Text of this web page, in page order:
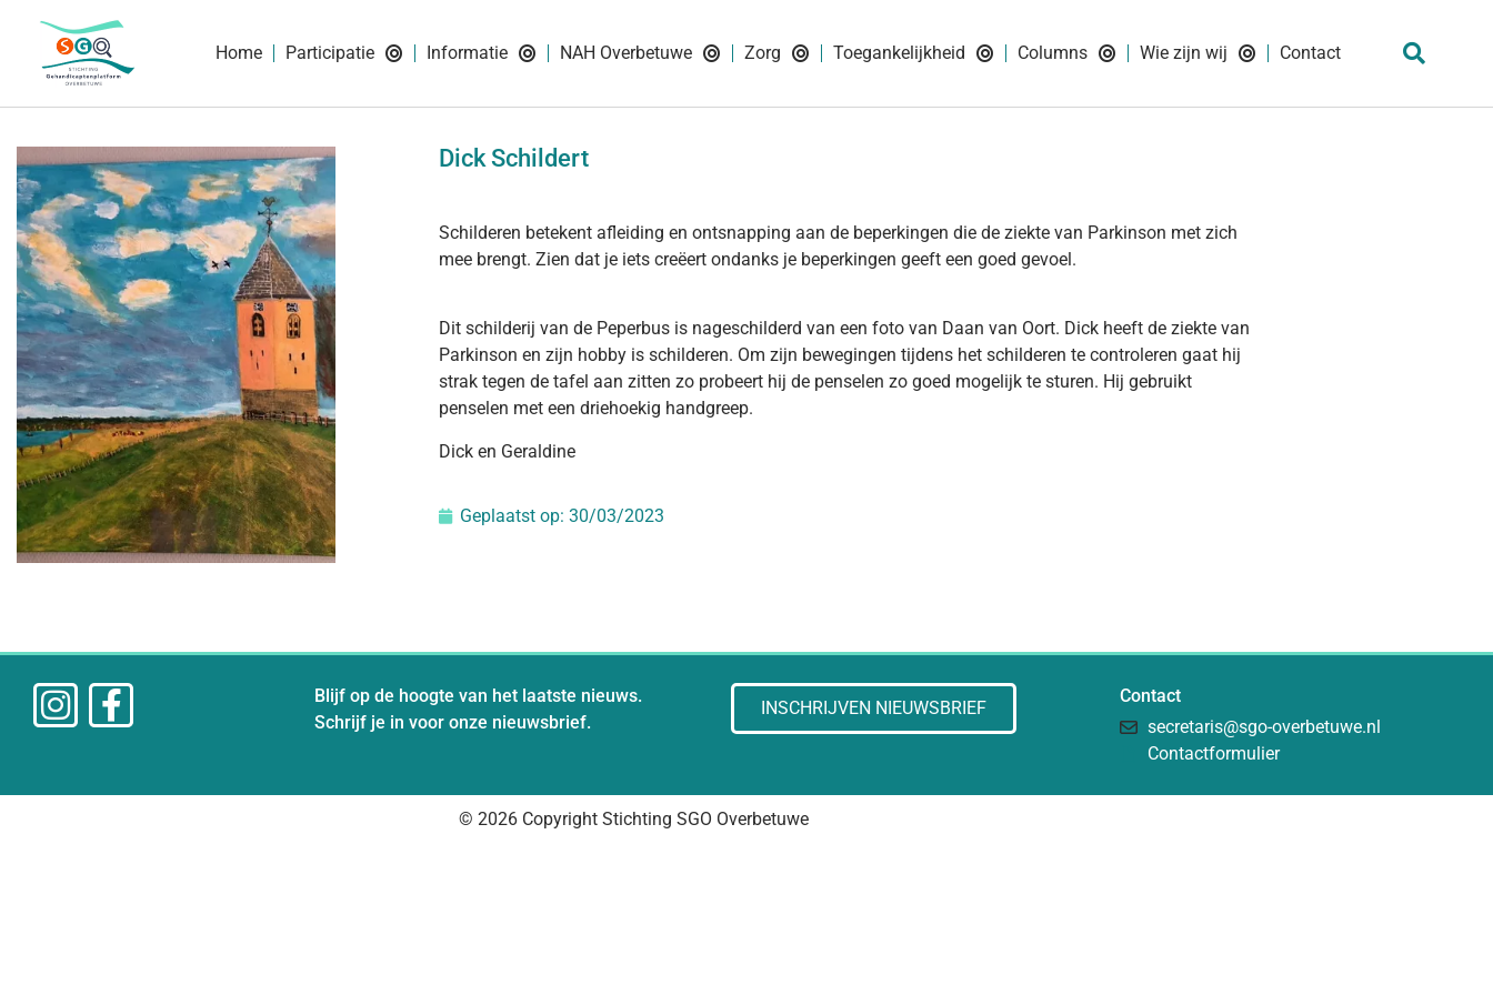
Home Participatie Informatie NAH Overbetuwe Zorg Toegankelijkheid Columns Wie zijn wij Contact
Dick Schildert
Schilderen betekent afleiding en ontsnapping aan de beperkingen die de ziekte van Parkinson met zich
mee brengt. Zien dat je iets creëert ondanks je beperkingen geeft een goed gevoel.
Dit schilderij van de Peperbus is nageschilderd van een foto van Daan van Oort. Dick heeft de ziekte van
Parkinson en zijn hobby is schilderen. Om zijn bewegingen tijdens het schilderen te controleren gaat hij
strak tegen de tafel aan zitten zo probeert hij de penselen zo goed mogelijk te sturen. Hij gebruikt
penselen met een driehoekig handgreep.
Dick en Geraldine
Geplaatst op: 30/03/2023
Blijf op de hoogte van het laatste nieuws.
Schrijf je in voor onze nieuwsbrief.
INSCHRIJVEN NIEUWSBRIEF
Contact
secretaris@sgo-overbetuwe.nl
Contactformulier
© 2026 Copyright Stichting SGO Overbetuwe